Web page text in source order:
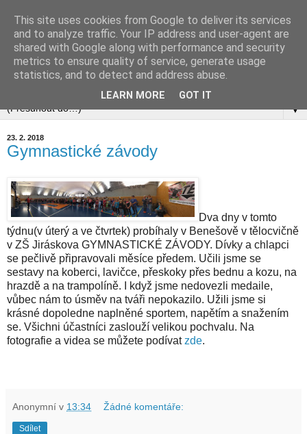
▼
23. 2. 2018
Gymnastické závody
Dva dny v tomto
týdnu(v úterý a ve čtvrtek) probíhaly v Benešově v tělocvičně
v ZŠ Jiráskova GYMNASTICKÉ ZÁVODY. Dívky a chlapci
se pečlivě připravovali měsíce předem. Učili jsme se
sestavy na koberci, lavičce, přeskoky přes bednu a kozu, na
hrazdě a na trampolíně. I když jsme nedovezli medaile,
vůbec nám to úsměv na tváři nepokazilo. Užili jsme si
krásné dopoledne naplněné sportem, napětím a snažením
se. Všichni účastníci zaslouží velikou pochvalu. Na
fotografie a videa se můžete podívatzde.
Anonymní v 13:34 Žádné komentáře:
Sdílet
This site uses cookies from Google to deliver its services
and to analyze traffic. Your IP address and user-agent are
shared with Google along with performance and security
metrics to ensure quality of service, generate usage
statistics, and to detect and address abuse.
LEARN MORE GOT IT